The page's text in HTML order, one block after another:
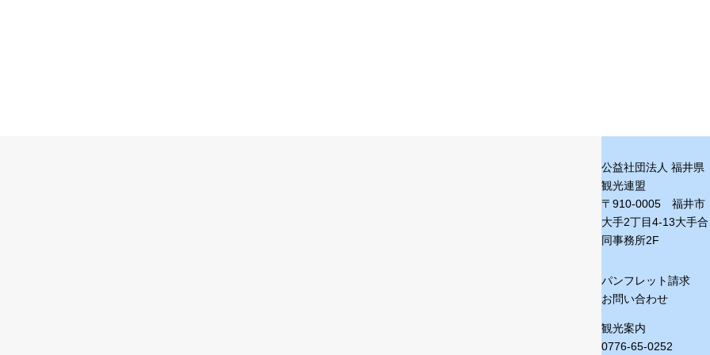
公益社団法人 福井県
観光連盟
〒910-0005 福井市
大手2丁目4-13大手合
同事務所2F
パンフレット請求
お問い合わせ
観光案内
0776-65-0252